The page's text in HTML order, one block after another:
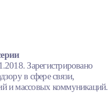
Зарегистрировано
в сфере связи,
и массовых коммуникаций.